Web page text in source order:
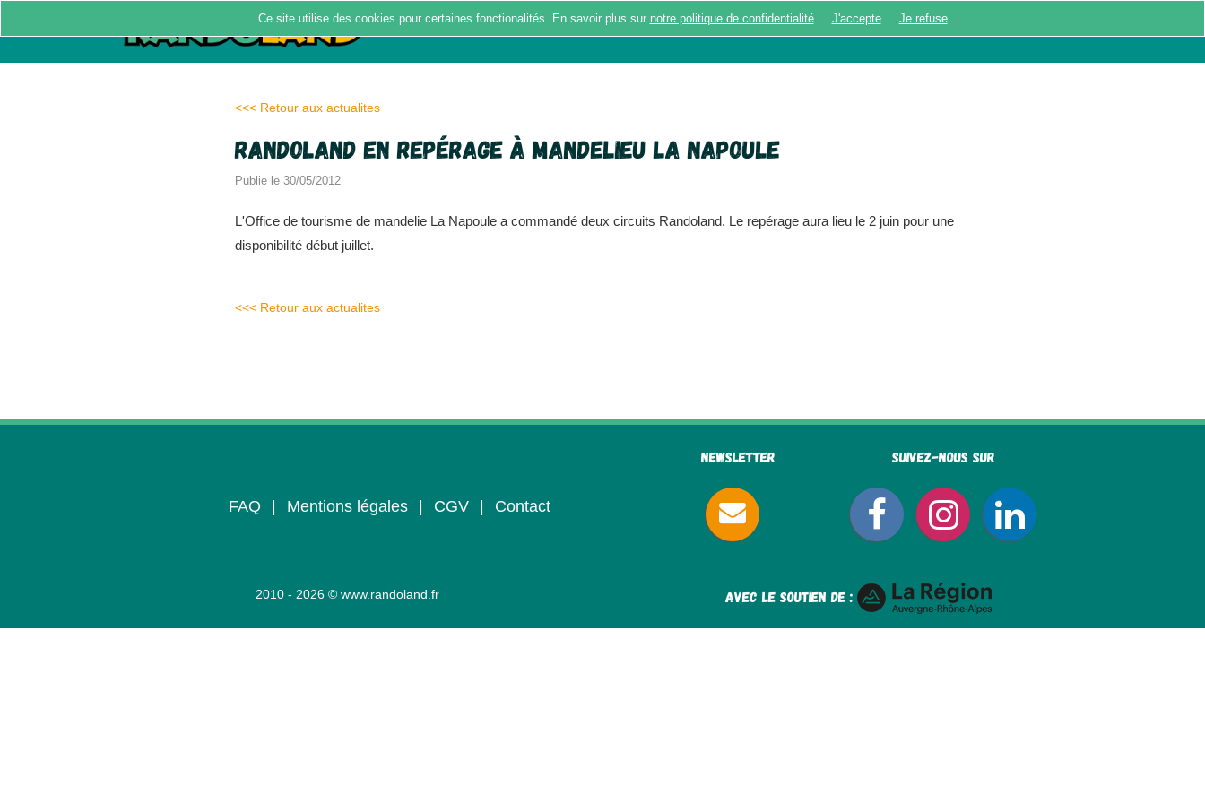
Ce site utilise des cookies pour certaines fonctionalités. En savoir plus sur notre politique de confidentialité J'accepte Je refuse
<<< Retour aux actualites
Randoland en repérage à Mandelieu La Napoule
Publie le 30/05/2012
L'Office de tourisme de mandelie La Napoule a commandé deux circuits Randoland. Le repérage aura lieu le 2 juin pour une
disponibilité début juillet.
<<< Retour aux actualites
FAQ Mentions légales CGV Contact
Newsletter Suivez-nous sur
2010 - 2026 © www.randoland.fr avec le soutien de :